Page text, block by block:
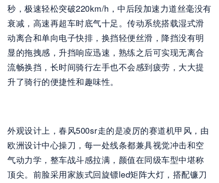
秒，极速轻松突破220km/h，中后段加速力道丝毫没有
衰减，高速再超车时底气十足。传动系统搭载湿式滑
动离合和单向电子快排，换挡轻便丝滑，降挡没有明
显的拖拽感，升挡响应迅速，熟练之后可实现无离合
流畅换挡，长时间骑行左手也不会感到疲劳，大大提
升了骑行的便捷性和趣味性。
外观设计上，春风500sr走的是凌厉的赛道机甲风，由
欧洲设计中心操刀，每一处线条都兼具视觉冲击和空
气动力学，整车战斗感拉满，颜值在同级车型中堪称
顶尖。前脸采用家族式回旋镖led矩阵大灯，搭配镰刀